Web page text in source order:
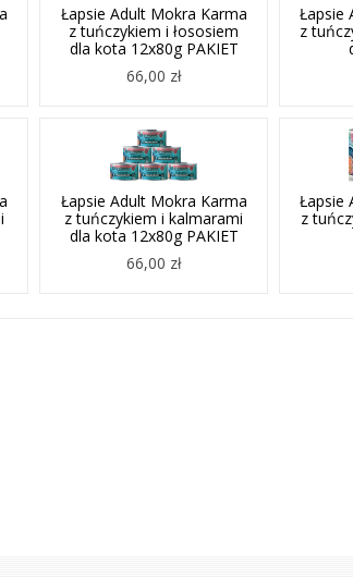
Łapsie Adult Mokra Karma
z tuńczykiem i łososiem
dla kota 12x80g PAKIET
66,00 zł
Łapsie
z
Łapsie Adult Mokra Karma
z tuńczykiem i kalmarami
dla kota 12x80g PAKIET
66,00 zł
Łapsie
z